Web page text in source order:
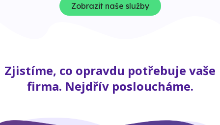
Zobrazit naše služby
Zjistíme, co opravdu potřebuje vaše
firma. Nejdřív posloucháme.